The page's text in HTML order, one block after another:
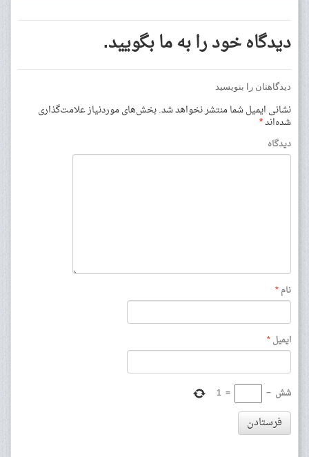
دیدگاه خود را به ما بگویید.
دیدگاهتان را بنویسید
نشانی ایمیل شما منتشر نخواهد شد.بخش‌های موردنیاز علامت‌گذاری
شده‌اند*
دیدگاه
نام*
ایمیل*
شش −
=
1
فرستادن